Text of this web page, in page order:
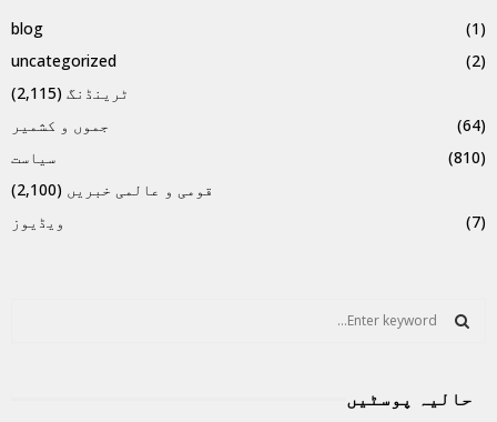
blog
(1)
uncategorized
(2)
ٹرینڈنگ (2,115)
جموں و کشمیر
(64)
سیاست
(810)
قومی و عالمی خبریں (2,100)
ویڈیوز
(7)
E
حالیہ پوسٹیں